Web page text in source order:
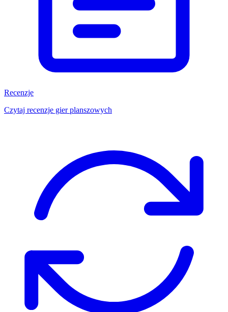
Recenzje
Czytaj recenzje gier planszowych